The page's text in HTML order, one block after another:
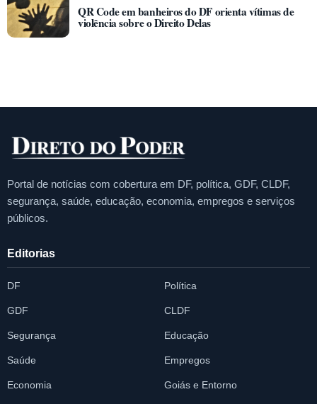
QR Code em banheiros do DF orienta vítimas de
violência sobre o Direito Delas
Portal de notícias com cobertura em DF, política, GDF, CLDF,
segurança, saúde, educação, economia, empregos e serviços
públicos.
Editorias
DF Política
GDF CLDF
Segurança Educação
Saúde Empregos
Economia Goiás e Entorno